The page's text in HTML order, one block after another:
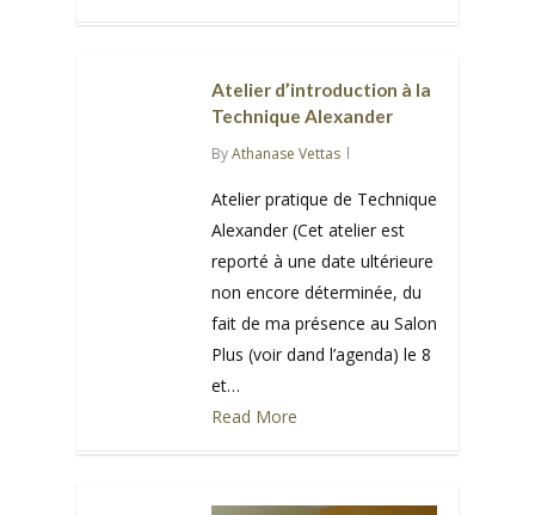
Atelier d’introduction à la
Technique Alexander
ByAthanase Vettas
Atelier pratique de Technique
Alexander (Cet atelier est
reporté à une date ultérieure
non encore déterminée, du
fait de ma présence au Salon
Plus (voir dand l’agenda) le 8
et…
Read More